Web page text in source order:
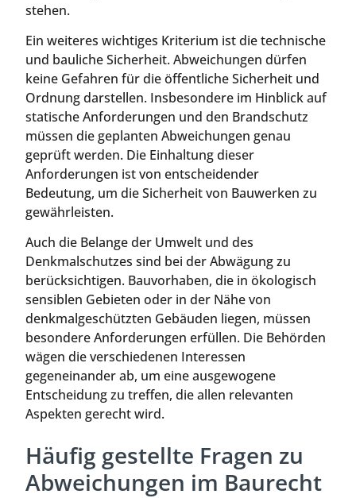
stehen.
Ein weiteres wichtiges Kriterium ist die technische
und bauliche Sicherheit. Abweichungen dürfen
keine Gefahren für die öffentliche Sicherheit und
Ordnung darstellen. Insbesondere im Hinblick auf
statische Anforderungen und den Brandschutz
müssen die geplanten Abweichungen genau
geprüft werden. Die Einhaltung dieser
Anforderungen ist von entscheidender
Bedeutung, um die Sicherheit von Bauwerken zu
gewährleisten.
Auch die Belange der Umwelt und des
Denkmalschutzes sind bei der Abwägung zu
berücksichtigen. Bauvorhaben, die in ökologisch
sensiblen Gebieten oder in der Nähe von
denkmalgeschützten Gebäuden liegen, müssen
besondere Anforderungen erfüllen. Die Behörden
wägen die verschiedenen Interessen
gegeneinander ab, um eine ausgewogene
Entscheidung zu treffen, die allen relevanten
Aspekten gerecht wird.
Häufig gestellte Fragen zu
Abweichungen im Baurecht